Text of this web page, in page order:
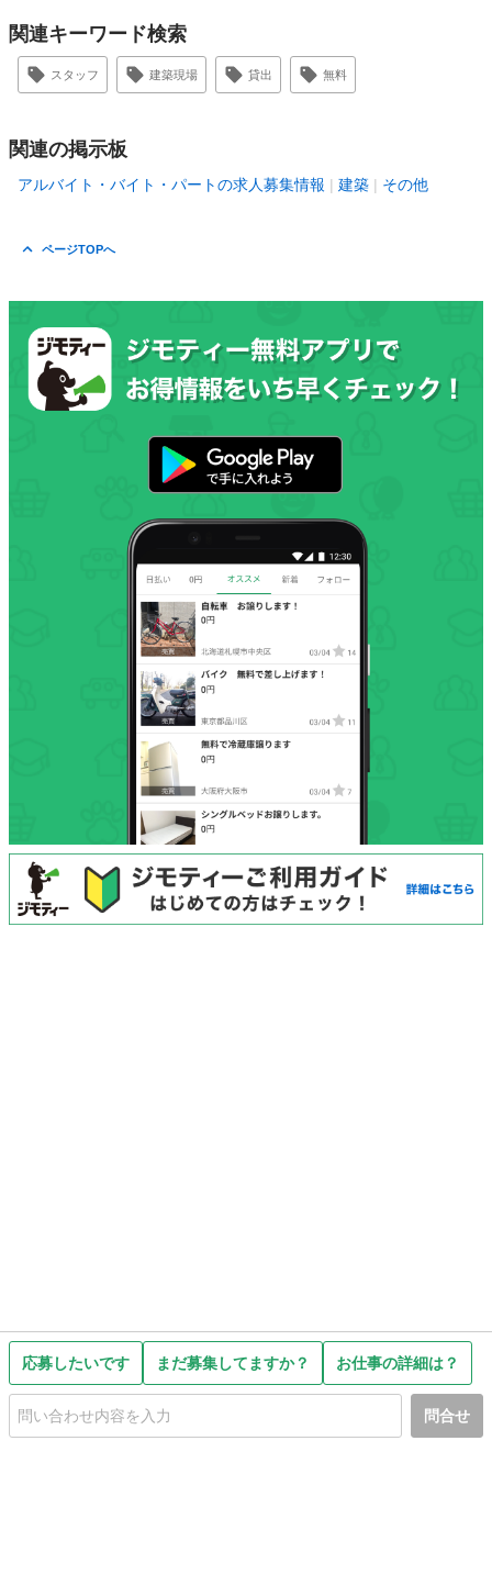
応募したいです まだ募集してますか？ お仕事の詳細は？
問合せ
関連キーワード検索
スタッフ 建築現場 貸出 無料
関連の掲示板
アルバイト・バイト・パートの求人募集情報 建築 その他
ページTOPへ